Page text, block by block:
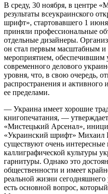
В среду, 30 ноября, в центре
результаты всеукраинского
шрифт», стартовавшего 1
приняли профессиональные
отдельные дизайнеры.
он стал первым масштабным
мероприятием, обеспечившим
современного делового
уровня, что, в свою очередь,
распространения и активного
ее пределами.
— Украина имеет хорошие
книгопечатания, —
«Мистецький Арсенал»,
«Украинский шрифт»
существуют очень
каллиграфической культуры
гарнитуры. Однако это
общественности и имеет
реальной жизни
есть основной вопрос,